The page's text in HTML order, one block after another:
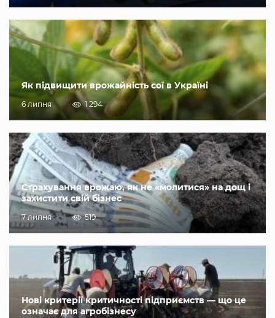
Як підвищити врожайність сої в Україні
6 липня 1 294
Страхування врожаю, як не «молитися» на дощ і
захистити свій бізнес
7 липня 519
Нові критерії критичності підприємств — що це
означає для агробізнесу